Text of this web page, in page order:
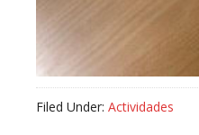
Filed Under: Actividades